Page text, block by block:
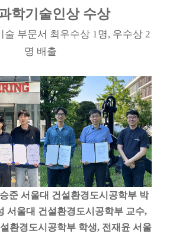
학기술인상 수상
술 부문서 최우수상 1명, 우수상 2
명 배출
준 서울대 건설환경도시공학부 박
서울대 건설환경도시공학부 교수,
환경도시공학부 학생, 전재윤 서울